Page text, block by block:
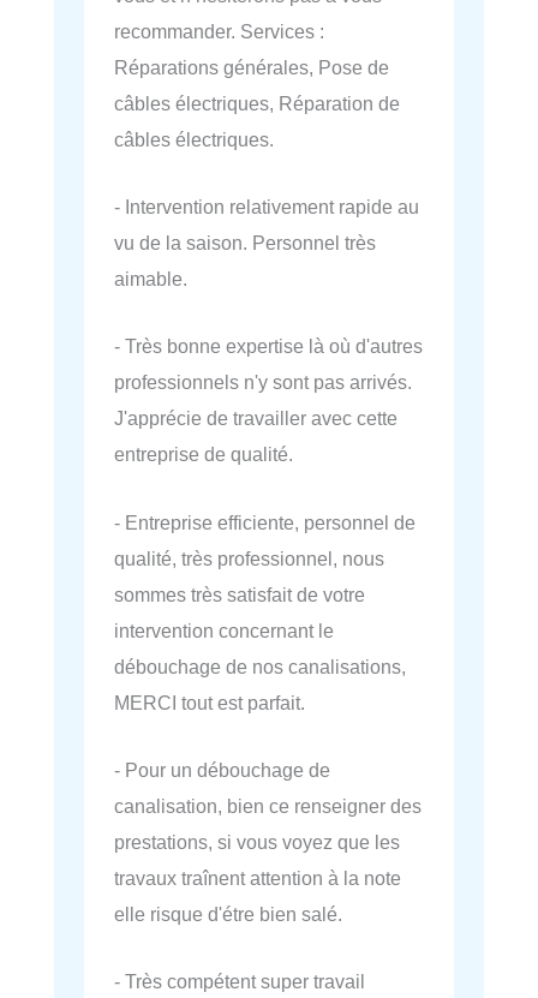
recommander. Services :
Réparations générales, Pose de
câbles électriques, Réparation de
câbles électriques.
- Intervention relativement rapide au
vu de la saison. Personnel très
aimable.
- Très bonne expertise là où d'autres
professionnels n'y sont pas arrivés.
J'apprécie de travailler avec cette
entreprise de qualité.
- Entreprise efficiente, personnel de
qualité, très professionnel, nous
sommes très satisfait de votre
intervention concernant le
débouchage de nos canalisations,
MERCI tout est parfait.
- Pour un débouchage de
canalisation, bien ce renseigner des
prestations, si vous voyez que les
travaux traînent attention à la note
elle risque d'étre bien salé.
- Très compétent super travail